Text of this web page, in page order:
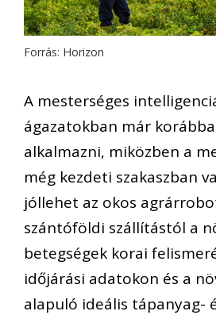
Forrás: Horizon
A mesterséges
ágazatokban már
alkalmazni, miközben a
még kezdeti szakaszban
jóllehet az okos
szántóföldi szállítástól a
betegségek korai
időjárási adatokon és a
alapuló ideális tápanyag-